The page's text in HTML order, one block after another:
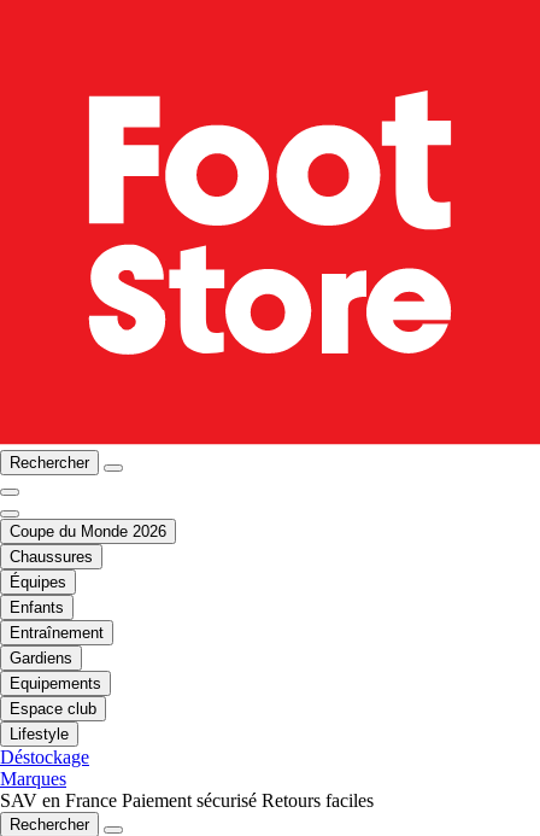
Rechercher
Coupe du Monde 2026
Chaussures
Équipes
Enfants
Entraînement
Gardiens
Equipements
Espace club
Lifestyle
Déstockage
Marques
SAV en France Paiement sécurisé Retours faciles
Rechercher